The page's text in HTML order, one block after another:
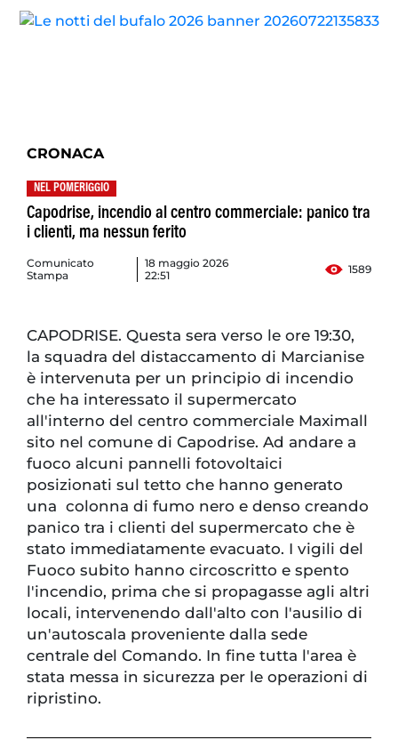
CRONACA
NEL POMERIGGIO
Capodrise, incendio al centro commerciale: panico tra
i clienti, ma nessun ferito
Comunicato
Stampa
18 maggio 2026
22:51
1589
CAPODRISE. Questa sera verso le ore 19:30,
la squadra del distaccamento di Marcianise
è intervenuta per un principio di incendio
che ha interessato il supermercato
all'interno del centro commerciale Maximall
sito nel comune di Capodrise. Ad andare a
fuoco alcuni pannelli fotovoltaici
posizionati sul tetto che hanno generato
una colonna di fumo nero e denso creando
panico tra i clienti del supermercato che è
stato immediatamente evacuato. I vigili del
Fuoco subito hanno circoscritto e spento
l'incendio, prima che si propagasse agli altri
locali, intervenendo dall'alto con l'ausilio di
un'autoscala proveniente dalla sede
centrale del Comando. In fine tutta l'area è
stata messa in sicurezza per le operazioni di
ripristino.